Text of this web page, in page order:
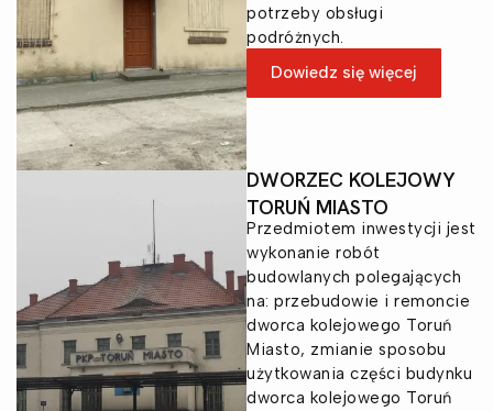
potrzeby obsługi
podróżnych.
Dowiedz się więcej
DWORZEC KOLEJOWY
TORUŃ MIASTO
Przedmiotem inwestycji jest
wykonanie robót
budowlanych polegających
na: przebudowie i remoncie
dworca kolejowego Toruń
Miasto, zmianie sposobu
użytkowania części budynku
dworca kolejowego Toruń